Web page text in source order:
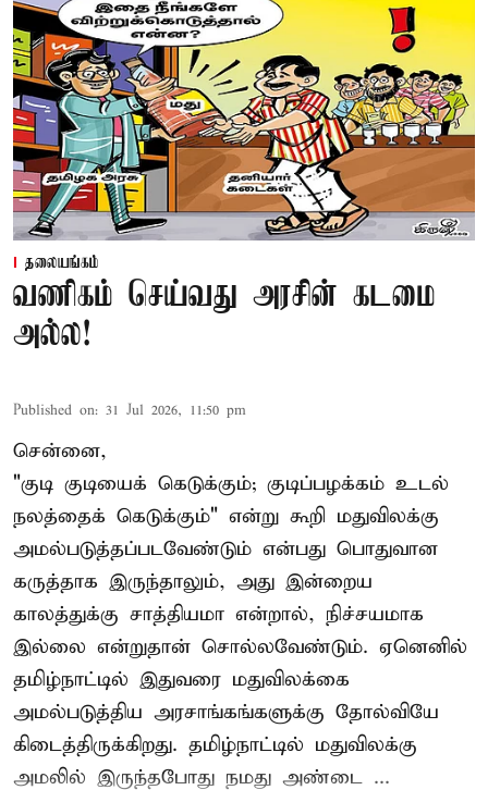
தலையங்கம்
வணிகம் செய்வது அரசின் கடமை
அல்ல!
Published on: 31 Jul 2026, 11:50 pm
சென்னை,
"குடி குடியைக் கெடுக்கும்; குடிப்பழக்கம் உடல்
நலத்தைக் கெடுக்கும்" என்று கூறி மதுவிலக்கு
அமல்படுத்தப்படவேண்டும் என்பது பொதுவான
கருத்தாக இருந்தாலும், அது இன்றைய
காலத்துக்கு சாத்தியமா என்றால், நிச்சயமாக
இல்லை என்றுதான் சொல்லவேண்டும். ஏனெனில்
தமிழ்நாட்டில் இதுவரை மதுவிலக்கை
அமல்படுத்திய அரசாங்கங்களுக்கு தோல்வியே
கிடைத்திருக்கிறது. தமிழ்நாட்டில் மதுவிலக்கு
அமலில் இருந்தபோது நமது அண்டை ...